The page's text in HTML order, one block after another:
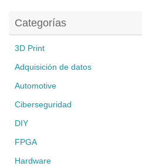
Categorías
3D Print
Adquisición de datos
Automotive
Ciberseguridad
DIY
FPGA
Hardware